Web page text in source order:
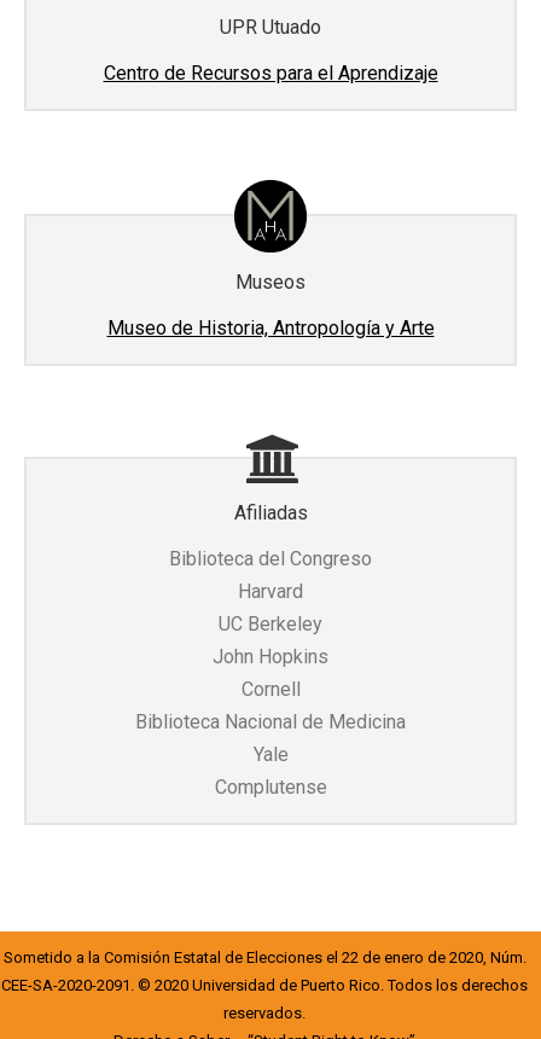
UPR Utuado
Centro de Recursos para el Aprendizaje
Museos
Museo de Historia, Antropología y Arte
Afiliadas
Biblioteca del Congreso
Harvard
UC Berkeley
John Hopkins
Cornell
Biblioteca Nacional de Medicina
Yale
Complutense
Sometido a la Comisión Estatal de Elecciones el 22 de enero de 2020, Núm.
CEE-SA-2020-2091. © 2020 Universidad de Puerto Rico. Todos los derechos
reservados.